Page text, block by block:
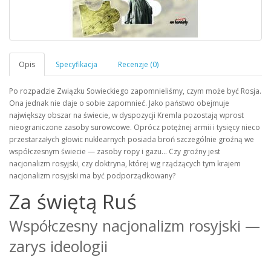
Po rozpadzie Związku Sowieckiego zapomnieliśmy, czym może być Rosja.
Ona jednak nie daje o sobie zapomnieć. Jako państwo obejmuje
największy obszar na świecie, w dyspozycji Kremla pozostają wprost
nieograniczone zasoby surowcowe. Oprócz potężnej armii i tysięcy nieco
przestarzałych głowic nuklearnych posiada broń szczególnie groźną we
współczesnym świecie — zasoby ropy i gazu… Czy groźny jest
nacjonalizm rosyjski, czy doktryna, której wg rządzących tym krajem
nacjonalizm rosyjski ma być podporządkowany?
Za świętą Ruś
Współczesny nacjonalizm rosyjski —
zarys ideologii